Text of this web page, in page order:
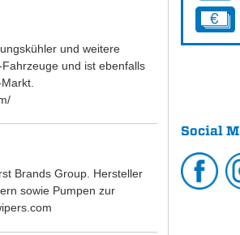
und weitere
und ist ebenfalls
Brands Group. Hersteller
sowie Pumpen zur
Social